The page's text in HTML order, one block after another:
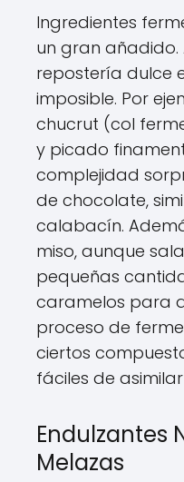
Ingredientes
un gran añadido.
repostería dulce
imposible. Por
chucrut (col
y picado
complejidad
de chocolate,
calabacín.
miso, aunque
pequeñas
caramelos para
proceso de
ciertos
fáciles de
Endulzantes
Melazas